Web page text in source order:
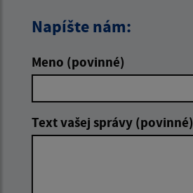
Napíšte nám:
Meno (povinné)
Text vašej správy (povinné)